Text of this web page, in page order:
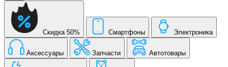
Скидка 50% Смартфоны Электроника
Аксессуары Запчасти Автотовары